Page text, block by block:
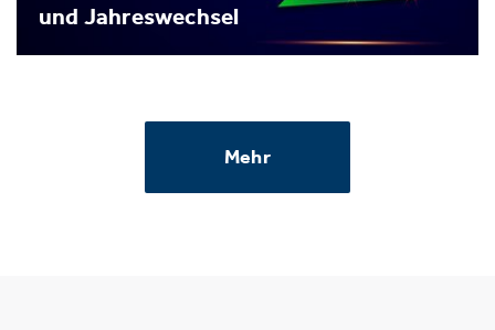
und Jahreswechsel
Mehr